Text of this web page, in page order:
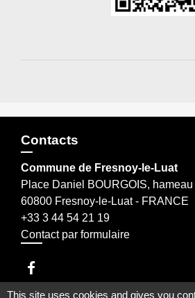
Contacts
Commune de Fresnoy-le-Luat
Place Daniel BOURGOIS,
60800 Fresnoy-le-Luat - FRANCE
+33 3 44 54 21 19
Contact par formulaire
This site uses cookies and gives you